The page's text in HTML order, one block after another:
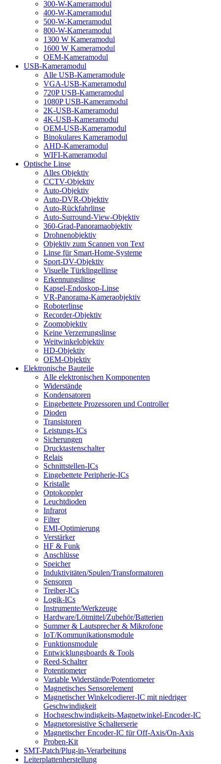
300-W-Kameramodul
400-W-Kameramodul
500-W-Kameramodul
800-W-Kameramodul
1300 W Kameramodul
1600 W Kameramodul
OEM-Kameramodul
USB-Kameramodul
Alle USB-Kameramodule
VGA-USB-Kameramodul
720P USB-Kameramodul
1080P USB-Kameramodul
2K-USB-Kameramodul
4K-USB-Kameramodul
OEM-USB-Kameramodul
Binokulares Kameramodul
AHD-Kameramodul
WIFI-Kameramodul
Optische Linse
Alles Objektiv
CCTV-Objektiv
Auto-Objektiv
Auto-DVR-Objektiv
Auto-Rückfahrlinse
Auto-Surround-View-Objektiv
360-Grad-Panoramaobjektiv
Drohnenobjektiv
Objektiv zum Scannen von Text
Linse für Smart-Home-Systeme
Sport-DV-Objektiv
Visuelle Türklingellinse
Erkennungslinse
Kapsel-Endoskop-Linse
VR-Panorama-Kameraobjektiv
Roboterlinse
Recorder-Objektiv
Zoomobjektiv
Keine Verzerrungslinse
Weitwinkelobjektiv
HD-Objektiv
OEM-Objektiv
Elektronische Bauteile
Alle elektronischen Komponenten
Widerstände
Kondensatoren
Eingebettete Prozessoren und Controller
Dioden
Transistoren
Leistungs-ICs
Sicherungen
Drucktastenschalter
Relais
Schnittstellen-ICs
Eingebettete Peripherie-ICs
Kristalle
Optokoppler
Leuchtdioden
Infrarot
Filter
EMI-Optimierung
Verstärker
HF & Funk
Anschlüsse
Speicher
Induktivitäten/Spulen/Transformatoren
Sensoren
Treiber-ICs
Logik-ICs
Instrumente/Werkzeuge
Hardware/Lötmittel/Zubehör/Batterien
Summer & Lautsprecher & Mikrofone
IoT/Kommunikationsmodule
Funktionsmodule
Entwicklungsboards & Tools
Reed-Schalter
Potentiometer
Variable Widerstände/Potentiometer
Magnetisches Sensorelement
Magnetischer Winkelcodierer-IC mit niedriger
Geschwindigkeit
Hochgeschwindigkeits-Magnetwinkel-Encoder-IC
Magnetoresistive Schalterserie
Magnetischer Encoder-IC für Off-Axis/On-Axis
Proben-Kit
SMT-Patch/Plug-in-Verarbeitung
Leiterplattenherstellung